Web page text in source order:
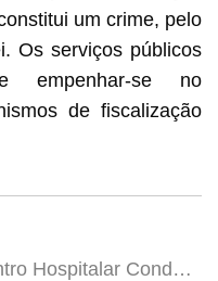
um crime, pelo
Os serviços públicos
empenhar-se no
de fiscalização
Hospitalar Conde